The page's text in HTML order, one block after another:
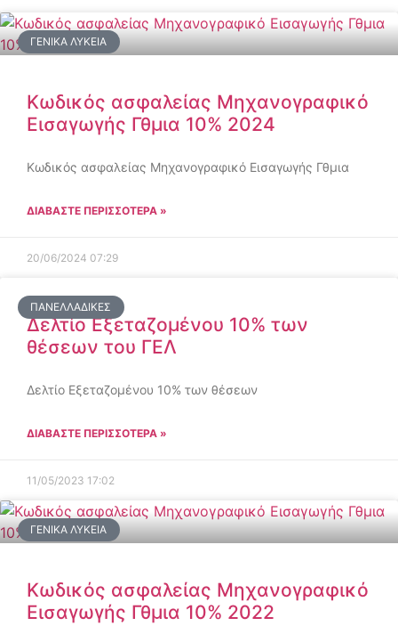
ΓΕΝΙΚΆ ΛΎΚΕΙΑ
Κωδικός ασφαλείας Μηχανογραφικό
Εισαγωγής Γθμια 10% 2024
Κωδικός ασφαλείας Μηχανογραφικό Εισαγωγής Γθμια
ΔΙΑΒΑΣΤΕ ΠΕΡΙΣΣΟΤΕΡΑ »
20/06/2024 07:29
ΠΑΝΕΛΛΑΔΙΚΈΣ
Δελτίο Εξεταζομένου 10% των
θέσεων του ΓΕΛ
Δελτίο Εξεταζομένου 10% των θέσεων
ΔΙΑΒΑΣΤΕ ΠΕΡΙΣΣΟΤΕΡΑ »
11/05/2023 17:02
ΓΕΝΙΚΆ ΛΎΚΕΙΑ
Κωδικός ασφαλείας Μηχανογραφικό
Εισαγωγής Γθμια 10% 2022